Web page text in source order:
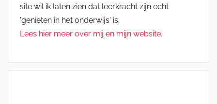
site wil ik laten zien dat leerkracht zijn echt
'genieten in het onderwijs' is.
Lees hier meer over mij en mijn website.